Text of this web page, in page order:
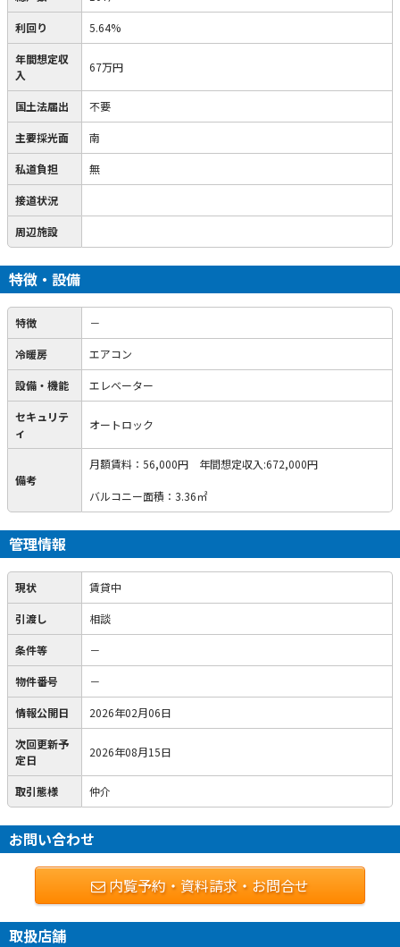
利回り 5.64%
年間想定収
入
67万円
国土法届出 不要
主要採光面 南
私道負担 無
接道状況
周辺施設
特徴・設備
特徴 －
冷暖房 エアコン
設備・機能 エレベーター
セキュリテ
ィ
オートロック
備考
月額賃料：56,000円 年間想定収入:672,000円
バルコニー面積：3.36㎡
管理情報
現状 賃貸中
引渡し 相談
条件等 －
物件番号 －
情報公開日 2026年02月06日
次回更新予
定日
2026年08月15日
取引態様 仲介
お問い合わせ
内覧予約・資料請求・お問合せ
取扱店舗